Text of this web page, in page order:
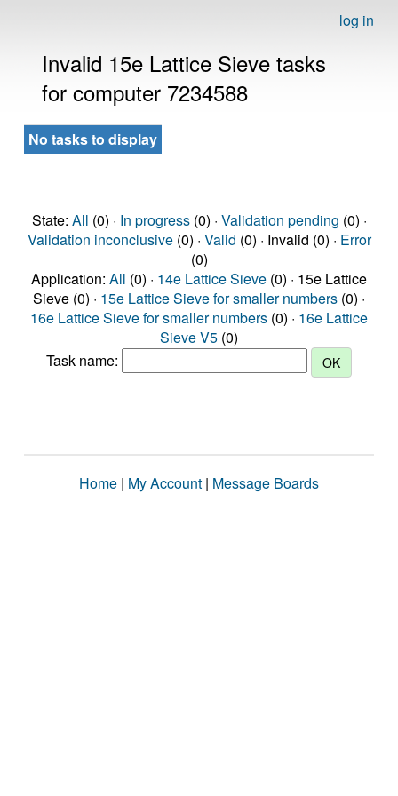
log in
Invalid 15e Lattice Sieve tasks
for computer 7234588
No tasks to display
State: All (0) · In progress(0) · Validation pending (0) ·
Validation inconclusive(0) · Valid (0) · Invalid (0) · Error
(0)
Application: All (0) · 14e Lattice Sieve (0) · 15e Lattice
Sieve (0) · 15e Lattice Sieve for smaller numbers (0) ·
16e Lattice Sieve for smaller numbers (0) · 16e Lattice
Sieve V5 (0)
Task name:
Home | My Account | Message Boards